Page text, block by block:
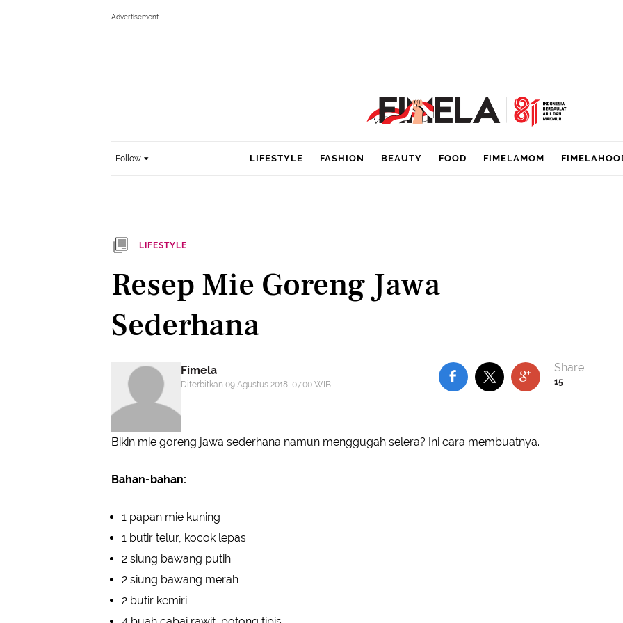
Follow LIFESTYLE FASHION BEAUTY FOOD FIMELAMOM
LIFESTYLE
Resep Mie Goreng Jawa
Sederhana
Fimela
Diterbitkan 09 Agustus 2018, 07:00 WIB 15
Bikin mie goreng jawa sederhana namun menggugah selera? Ini cara membuatnya.
Bahan-bahan:
1 papan mie kuning
1 butir telur, kocok lepas
2 siung bawang putih
2 siung bawang merah
2 butir kemiri